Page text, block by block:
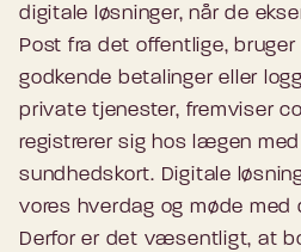
digitale løsninger, når de
Post fra det offentlige,
godkende betalinger eller
private tjenester, fremviser
registrerer sig hos lægen
sundhedskort. Digitale
vores hverdag og møde med
Derfor er det væsentligt, at